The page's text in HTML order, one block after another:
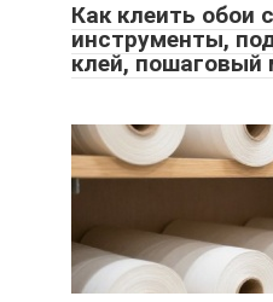
Как клеить обои
инструменты,
клей, пошаговый